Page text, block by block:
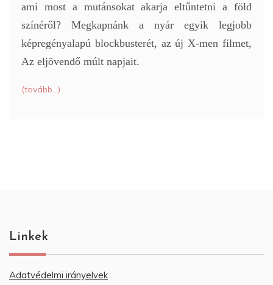
ami most a mutánsokat akarja eltűntetni a föld
színéről? Megkapnánk a nyár egyik legjobb
képregényalapú blockbusterét, az új X-men filmet,
Az eljövendő múlt napjait.
(tovább…)
Linkek
Adatvédelmi irányelvek